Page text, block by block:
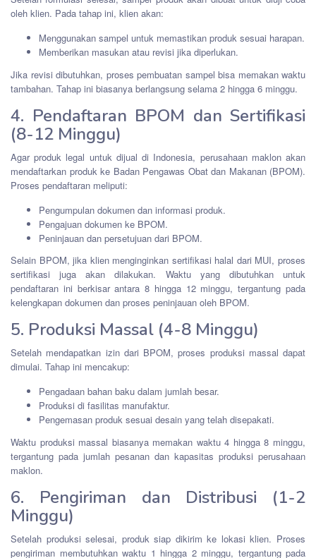
oleh klien. Pada tahap ini, klien akan:
Menggunakan sampel untuk memastikan produk sesuai harapan.
Memberikan masukan atau revisi jika diperlukan.
Jika revisi dibutuhkan, proses pembuatan sampel bisa memakan waktu
tambahan. Tahap ini biasanya berlangsung selama 2 hingga 6 minggu.
4. Pendaftaran BPOM dan Sertifikasi
(8-12 Minggu)
Agar produk legal untuk dijual di Indonesia, perusahaan maklon akan
mendaftarkan produk ke Badan Pengawas Obat dan Makanan (BPOM).
Proses pendaftaran meliputi:
Pengumpulan dokumen dan informasi produk.
Pengajuan dokumen ke BPOM.
Peninjauan dan persetujuan dari BPOM.
Selain BPOM, jika klien menginginkan sertifikasi halal dari MUI, proses
sertifikasi juga akan dilakukan. Waktu yang dibutuhkan untuk
pendaftaran ini berkisar antara 8 hingga 12 minggu, tergantung pada
kelengkapan dokumen dan proses peninjauan oleh BPOM.
5. Produksi Massal (4-8 Minggu)
Setelah mendapatkan izin dari BPOM, proses produksi massal dapat
dimulai. Tahap ini mencakup:
Pengadaan bahan baku dalam jumlah besar.
Produksi di fasilitas manufaktur.
Pengemasan produk sesuai desain yang telah disepakati.
Waktu produksi massal biasanya memakan waktu 4 hingga 8 minggu,
tergantung pada jumlah pesanan dan kapasitas produksi perusahaan
maklon.
6. Pengiriman dan Distribusi (1-2
Minggu)
Setelah produksi selesai, produk siap dikirim ke lokasi klien. Proses
pengiriman membutuhkan waktu 1 hingga 2 minggu, tergantung pada